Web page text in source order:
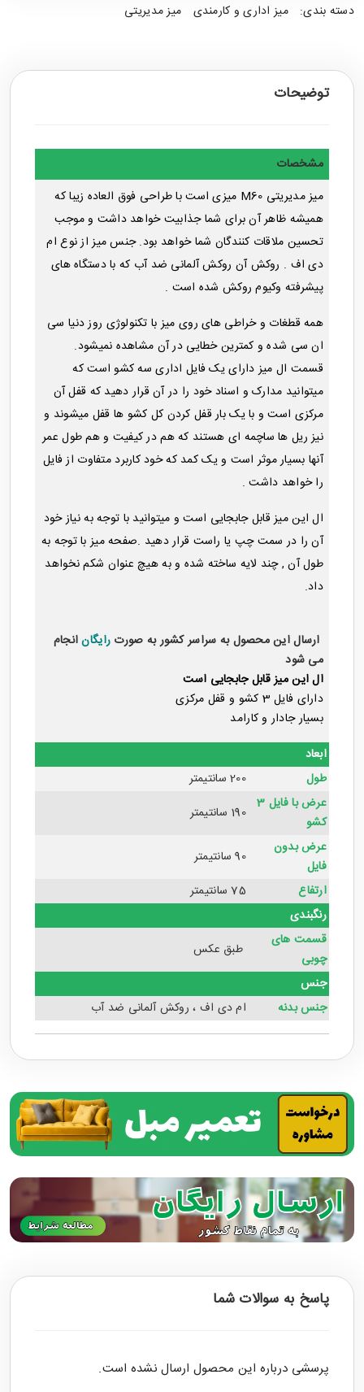
دسته بندی: میز اداری و کارمندی میز مدیریتی
توضیحات
مشخصات
میز مدیریتی M60 میزی است با طراحی فوق العاده زیبا که
همیشه ظاهر آن برای شما جذابیت خواهد داشت و موجب
تحسین ملاقات کنندگان شما خواهد بود. جنس میز از نوع ام
دی اف . روکش آن روکش آلمانی ضد آب که با دستگاه های
پیشرفته وکیوم روکش شده است .
همه قطغات و خراطی های روی میز با تکنولوژی روز دنیا سی
ان سی شده و کمترین خطایی در آن مشاهده نمیشود.
قسمت ال میز دارای یک فایل اداری سه کشو است که
میتوانید مدارک و اسناد خود را در آن قرار دهید که قفل آن
مرکزی است و با یک بار قفل کردن کل کشو ها قفل میشوند و
نیز ریل ها ساچمه ای هستند که هم در کیفیت و هم طول عمر
آنها بسیار موثر است و یک کمد که خود کاربرد متفاوت از فایل
را خواهد داشت .
ال این میز قابل جابجایی است و میتوانید با توجه به نیاز خود
آن را در سمت چپ یا راست قرار دهید .صفحه میز با توجه به
طول آن , چند لایه ساخته شده و به هیچ عنوان شکم نخواهد
داد.
ارسال این محصول به سراسر کشور به صورت رایگانانجام
می شود
ال این میز قابل جابجایی است
دارای فایل 3 کشو و قفل مرکزی
بسیار جادار و کارامد
ابعاد
طول
200 سانتیمتر
عرض با فایل 3
کشو
190 سانتیمتر
عرض بدون
فایل
90 سانتیمتر
ارتفاع
75 سانتیمتر
رنگبندی
قسمت های
چوبی
طبق عکس
جنس
جنس بدنه
ام دی اف ، روکش آلمانی ضد آب
پاسخ به سوالات شما
پرسشی درباره این محصول ارسال نشده است.